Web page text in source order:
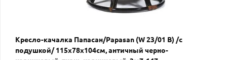
Кресло-качалка Папасан/Papasan (W 23/01 B) /с
подушкой/ 115х78х104см, античный черно-